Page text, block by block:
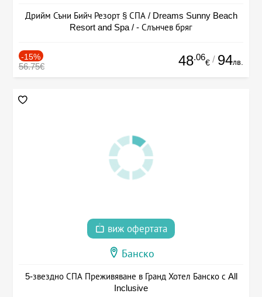
Дрийм Съни Бийч Резорт § СПА / Dreams Sunny Beach
Resort and Spa / - Слънчев бряг
-15%
56.75€ 48.06
€ / 94лв.
виж офертата
Банско
5-звездно СПА Преживяване в Гранд Хотел Банско с All
Inclusive